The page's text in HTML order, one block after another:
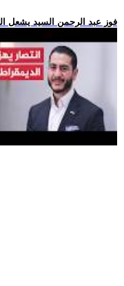
.. فوز عبد الرحمن السيد يشعل